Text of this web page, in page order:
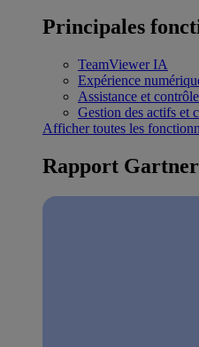
Principales
TeamViewer IA
Expérience
Assistance et
Gestion des actifs et
Afficher toutes les
Rapport